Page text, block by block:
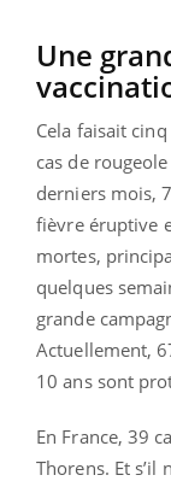
Une
Cela faisait
cas de
derniers mois,
fièvre éruptive
mortes,
quelques
grande
Actuellement,
10 ans sont
En France, 39
Thorens. Et s’il